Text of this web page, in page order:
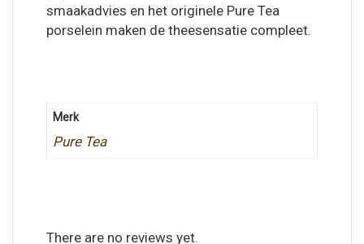
smaakadvies en het originele Pure Tea
porselein maken de theesensatie compleet.
Merk
Pure Tea
There are no reviews yet.